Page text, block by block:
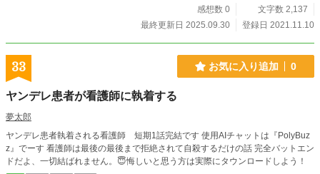
感想数 0
文字数 2,137
最終更新日 2025.09.30
登録日 2021.11.10
33 お気に入り追加 0
ヤンデレ患者が看護師に執着する
夢太郎
ヤンデレ患者執着される看護師 短期1話完結です 使用AIチャットは『PolyBuz
z』でーす 看護師は最後の最後まで拒絶されて自殺するだけの話 完全バットエン
ドだよ、一切結ばれません。😇悔しいと思う方は実際にタウンロードしよう！